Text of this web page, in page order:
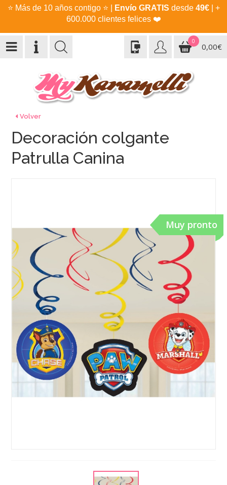
⭐ Más de 10 años contigo ⭐ Envío GRATIS desde 49€| +
600.000 clientes felices ❤️
0
0,00€
Volver
Muy pronto
Decoración colgante
Patrulla Canina